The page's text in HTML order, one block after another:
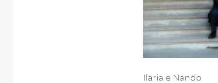
Ilaria e Nando